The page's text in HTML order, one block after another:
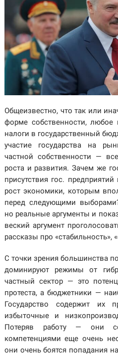
Общеизвестно, что так или
форме собственности, любое
налоги в государственный
участие государства на
частной собственности —
роста и развития. Зачем же
присутствия гос.
рост экономики, которым
перед следующими
но реальные аргументы и
веский аргумент
рассказы про «стабильность»,
С точки зрения большинства
доминируют режимы от
частный сектор — это
протеста, а бюджетники —
Государство содержит их
избыточные и
Потеряв работу — они
компетенциями еще очень
они очень боятся попадания